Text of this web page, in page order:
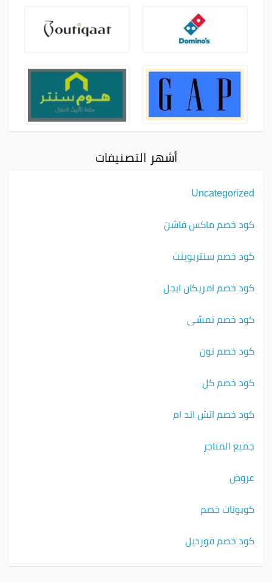
أشهر التصنيفات
Uncategorized
كود خصم ماكس فاشن
كود خصم سنتربوينت
كود خصم امريكان ايجل
كود خصم نمشي
كود خصم نون
كود خصم كل
كود خصم اتش اند ام
جميع المتاجر
عروض
كوبونات خصم
كود خصم فورديل